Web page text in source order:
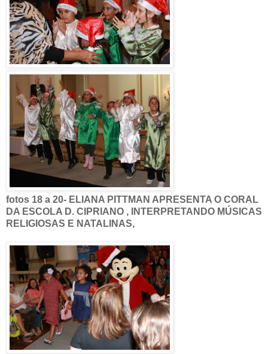
fotos 18 a 20- ELIANA PITTMAN APRESENTA O CORAL
DA ESCOLA D. CIPRIANO , INTERPRETANDO MÚSICAS
RELIGIOSAS E NATALINAS,